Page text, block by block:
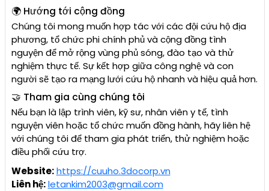
🌍 Hướng tới cộng đồng
Chúng tôi mong muốn hợp tác với các đội cứu hộ địa
phương, tổ chức phi chính phủ và cộng đồng tình
nguyện để mở rộng vùng phủ sóng, đào tạo và thử
nghiệm thực tế. Sự kết hợp giữa công nghệ và con
người sẽ tạo ra mạng lưới cứu hộ nhanh và hiệu quả hơn.
🤝 Tham gia cùng chúng tôi
Nếu bạn là lập trình viên, kỹ sư, nhân viên y tế, tình
nguyện viên hoặc tổ chức muốn đồng hành, hãy liên hệ
với chúng tôi để tham gia phát triển, thử nghiệm hoặc
điều phối cứu trợ.
Website: https://cuuho.3docorp.vn
Liên hệ: letankim2003@gmail.com